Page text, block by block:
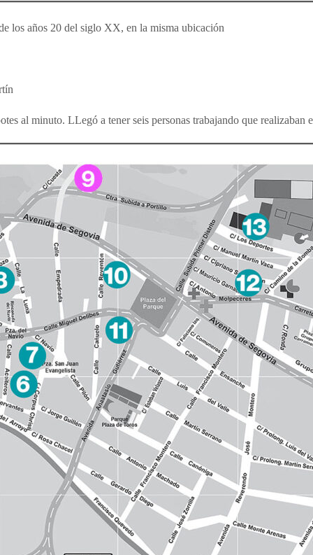
los años 20 del siglo XX, en la misma ubicación
al minuto. LLegó a tener seis personas trabajando que realizaban